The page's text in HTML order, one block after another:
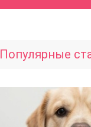
Популярные